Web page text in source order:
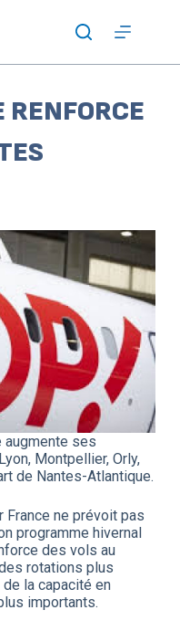
RENFORCE
augmente ses
Montpellier, Orly,
de Nantes-Atlantique.
France ne prévoit pas
programme hivernal
des vols au
rotations plus
la capacité en
importants.